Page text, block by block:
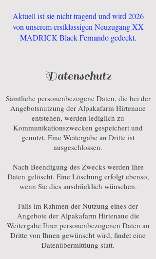
Aktuell ist sie nicht tragend und wird 2026
von unserem erstklassigen Neuzugang XX
MADRICK Black Fernando gedeckt.
Datenschutz
Sämtliche personenbezogene Daten, die bei der
Angebotsnutzung der Alpakafarm Hirtenaue
entstehen, werden lediglich zu
Kommunikationszwecken gespeichert und
genutzt. Eine Weitergabe an Dritte ist
ausgeschlossen.
Nach Beendigung des Zwecks werden Ihre
Daten gelöscht. Eine Löschung erfolgt ebenso,
wenn Sie dies ausdrücklich wünschen.
Falls im Rahmen der Nutzung eines der
Angebote der Alpakafarm Hirtenaue die
Weitergabe Ihrer personenbezogenen Daten an
Dritte von Ihnen gewünscht wird, findet eine
Datenübermittlung statt.